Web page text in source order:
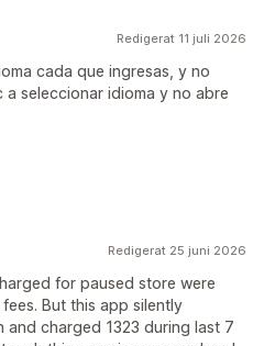
Redigerat 11 juli 2026
cada que ingresas, y no
a seleccionar idioma y no abre
Redigerat 25 juni 2026
for paused store were
But this app silently
charged 1323 during last 7